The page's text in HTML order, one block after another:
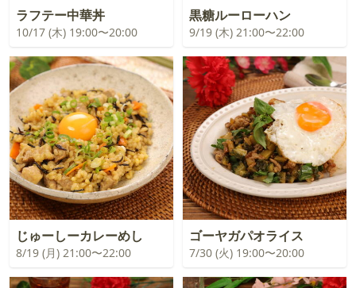
ラフテー中華丼
10/17 (木) 19:00〜20:00
黒糖ルーローハン
9/19 (木) 21:00〜22:00
じゅーしーカレーめし
8/19 (月) 21:00〜22:00
ゴーヤガパオライス
7/30 (火) 19:00〜20:00